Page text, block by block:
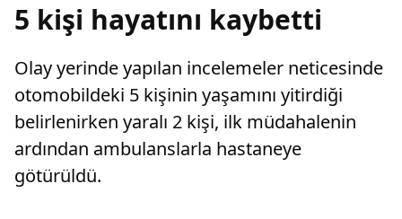
5 kişi hayatını kaybetti
Olay yerinde yapılan incelemeler neticesinde
otomobildeki 5 kişinin yaşamını yitirdiği
belirlenirken yaralı 2 kişi, ilk müdahalenin
ardından ambulanslarla hastaneye
götürüldü.